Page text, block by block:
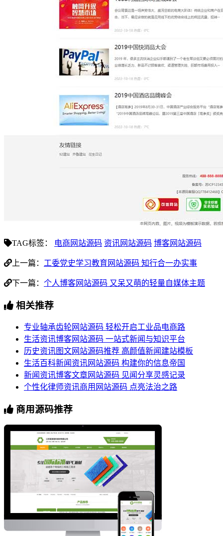
TAG标签： 电商网站源码 资讯网站源码 博客网站源码
上一篇： 工委党史学习教育网站源码 知行合一办实事
下一篇： 个人博客网站源码 又呆又萌的轻量自媒体主题
相关推荐
专业轴承齿轮网站源码 轻松开启工业品电商路
生活资讯博客网站源码 一站式新闻与知识平台
历史资讯图文网站源码推荐 高颜值新闻建站模板
生活百科新闻资讯网站源码 构建你的信息帝国
新闻资讯博客文章网站源码 见闻分享灵感记录
个性化律师资讯商用网站源码 点亮法治之路
商用源码推荐